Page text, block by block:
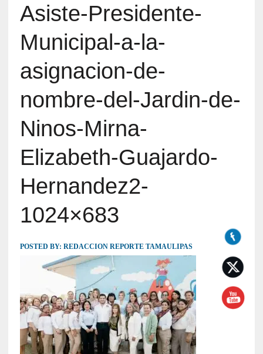
Asiste-Presidente-
Municipal-a-la-
asignacion-de-
nombre-del-Jardin-de-
Ninos-Mirna-
Elizabeth-Guajardo-
Hernandez2-
1024×683
POSTED BY: REDACCION REPORTE TAMAULIPAS